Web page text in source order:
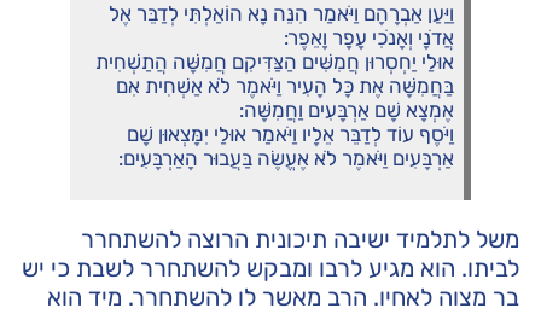
וַיַּעַן אַבְרָהָם וַיֹּאמַר הִנֵּה נָא הוֹאַלְתִּי לְדַבֵּר אֶל
אֲדֹנָי וְאָנֹכִי עָפָר וָאֵפֶר:
אוּלַי יַחְסְרוּן חֲמִשִּׁים הַצַּדִּיקִם חֲמִשָּׁה הֲתַשְׁחִית
בַּחֲמִשָּׁה אֶת כָּל הָעִיר וַיֹּאמֶר לֹא אַשְׁחִית אִם
אֶמְצָא שָׁם אַרְבָּעִים וַחֲמִשָּׁה:
וַיֹּסֶף עוֹד לְדַבֵּר אֵלָיו וַיֹּאמַר אוּלַי יִמָּצְאוּן שָׁם
אַרְבָּעִים וַיֹּאמֶר לֹא אֶעֱשֶׂה בַּעֲבוּר הָאַרְבָּעִים:
משל לתלמיד ישיבה תיכונית הרוצה להשתחרר
לביתו. הוא מגיע לרבו ומבקש להשתחרר לשבת כי יש
בר מצוה לאחיו. הרב מאשר לו להשתחרר. מיד הוא